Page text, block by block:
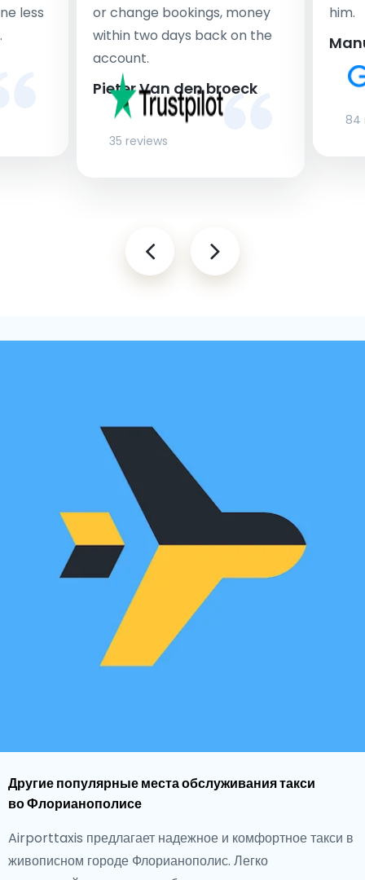
less
or change bookings, money
within two days back on the
account.
Pieter Van den broeck
35 reviews
him.
84
Другие популярные места обслуживания такси
во Флорианополисе
Airporttaxis предлагает надежное и комфортное такси в
живописном городе Флорианополис. Легко